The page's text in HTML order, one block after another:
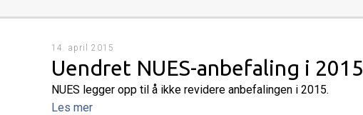
14. april 2015
Uendret NUES-anbefaling i 2015
NUES legger opp til å ikke revidere anbefalingen i 2015.
Les mer